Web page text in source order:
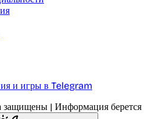
и игры в Telegram
| Информация берется